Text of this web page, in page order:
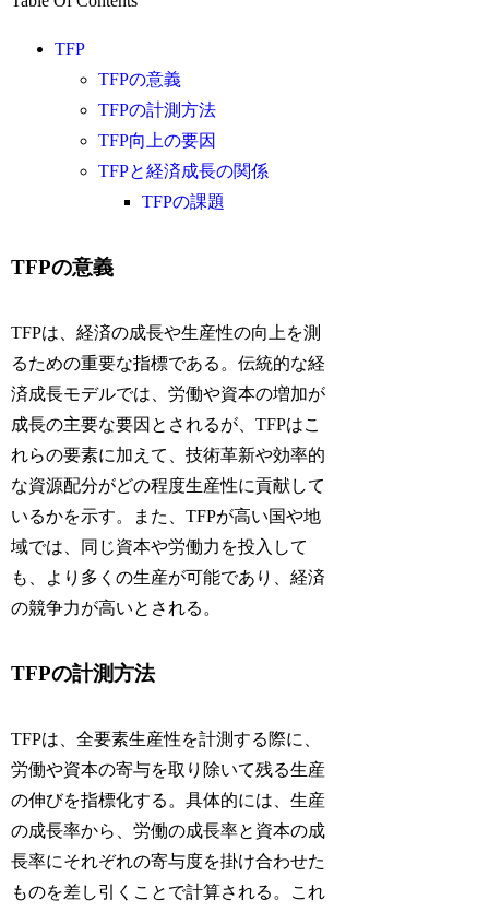
TFP
TFPの意義
TFPの計測方法
TFP向上の要因
TFPと経済成長の関係
TFPの課題
TFPの意義
TFPは、経済の成長や生産性の向上を測
るための重要な指標である。伝統的な経
済成長モデルでは、労働や資本の増加が
成長の主要な要因とされるが、TFPはこ
れらの要素に加えて、技術革新や効率的
な資源配分がどの程度生産性に貢献して
いるかを示す。また、TFPが高い国や地
域では、同じ資本や労働力を投入して
も、より多くの生産が可能であり、経済
の競争力が高いとされる。
TFPの計測方法
TFPは、全要素生産性を計測する際に、
労働や資本の寄与を取り除いて残る生産
の伸びを指標化する。具体的には、生産
の成長率から、労働の成長率と資本の成
長率にそれぞれの寄与度を掛け合わせた
ものを差し引くことで計算される。これ